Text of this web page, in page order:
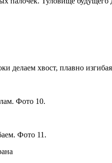
делаем хвост, плавно
Фото 10.
Фото 11.